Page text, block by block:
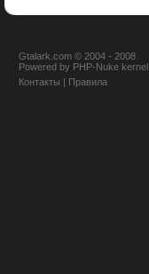
Gtalark.com © 2004 - 2008
Powered by PHP-Nuke kernel
Контакты | Правила